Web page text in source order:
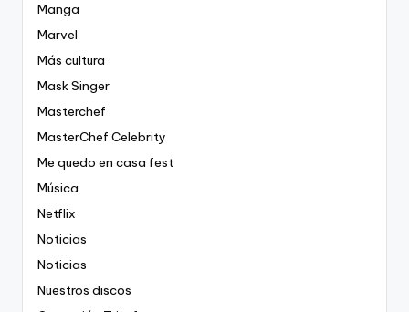
Manga
Marvel
Más cultura
Mask Singer
Masterchef
MasterChef Celebrity
Me quedo en casa fest
Música
Netflix
Noticias
Noticias
Nuestros discos